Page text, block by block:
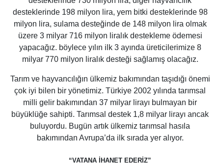
desteklerinde 198 milyon lira, yem bitki desteklerinde 98
milyon lira, sulama desteğinde de 148 milyon lira olmak
üzere 3 milyar 716 milyon liralık destekleme ödemesi
yapacağız. böylece yılın ilk 3 ayında üreticilerimize 8
milyar 770 milyon liralık desteği sağlamış olacağız.
Tarım ve hayvancılığın ülkemiz bakımından taşıdığı önemi
çok iyi bilen bir yönetimiz. Türkiye 2002 yılında tarımsal
milli gelir bakımından 37 milyar lirayı bulmayan bir
büyüklüğe sahipti. Tarımsal destek 1,8 milyar lirayı ancak
buluyordu. Bugün artık ülkemiz tarımsal hasıla
bakımından Avrupa’da ilk sırada yer alıyor.
“VATANA İHANET EDERİZ”